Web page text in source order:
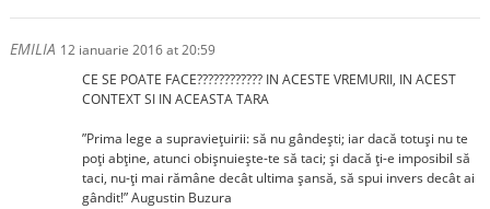
EMILIA 12 ianuarie 2016 at 20:59
CE SE POATE FACE???????????? IN ACESTE VREMURII, IN ACEST
CONTEXT SI IN ACEASTA TARA
”Prima lege a supravieţuirii: să nu gândeşti; iar dacă totuşi nu te
poţi abţine, atunci obişnuieşte-te să taci; şi dacă ţi-e imposibil să
taci, nu-ţi mai rămâne decât ultima şansă, să spui invers decât ai
gândit!” Augustin Buzura